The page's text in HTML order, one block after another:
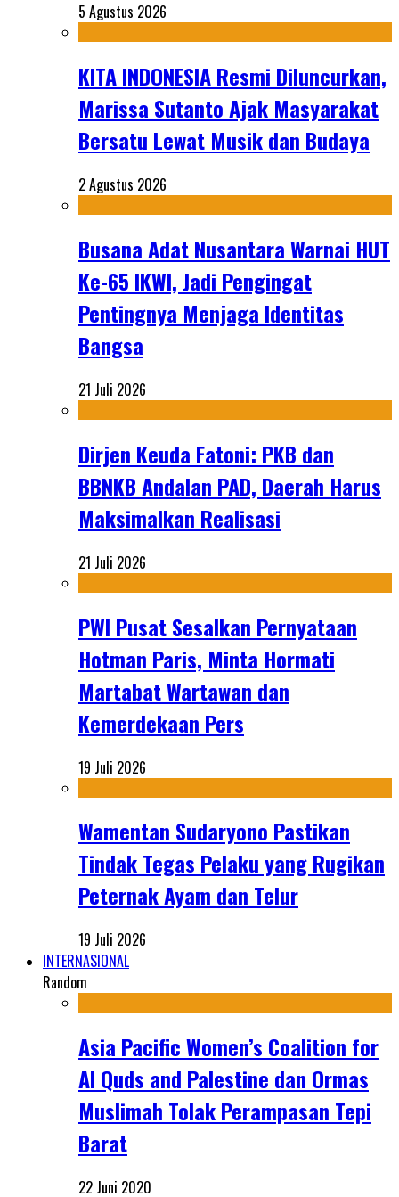
5 Agustus 2026
KITA INDONESIA Resmi Diluncurkan,
Marissa Sutanto Ajak Masyarakat
Bersatu Lewat Musik dan Budaya
2 Agustus 2026
Busana Adat Nusantara Warnai HUT
Ke-65 IKWI, Jadi Pengingat
Pentingnya Menjaga Identitas
Bangsa
21 Juli 2026
Dirjen Keuda Fatoni: PKB dan
BBNKB Andalan PAD, Daerah Harus
Maksimalkan Realisasi
21 Juli 2026
PWI Pusat Sesalkan Pernyataan
Hotman Paris, Minta Hormati
Martabat Wartawan dan
Kemerdekaan Pers
19 Juli 2026
Wamentan Sudaryono Pastikan
Tindak Tegas Pelaku yang Rugikan
Peternak Ayam dan Telur
19 Juli 2026
INTERNASIONAL
Random
Asia Pacific Women’s Coalition for
Al Quds and Palestine dan Ormas
Muslimah Tolak Perampasan Tepi
Barat
22 Juni 2020